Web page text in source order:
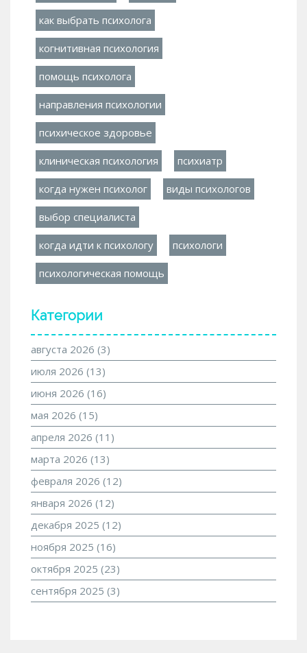
как выбрать психолога
когнитивная психология
помощь психолога
направления психологии
психическое здоровье
клиническая психология психиатр
когда нужен психолог виды психологов
выбор специалиста
когда идти к психологу психологи
психологическая помощь
Категории
августа 2026 (3)
июля 2026 (13)
июня 2026 (16)
мая 2026 (15)
апреля 2026 (11)
марта 2026 (13)
февраля 2026 (12)
января 2026 (12)
декабря 2025 (12)
ноября 2025 (16)
октября 2025 (23)
сентября 2025 (3)